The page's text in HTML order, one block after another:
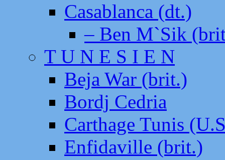
Casablanca (dt.)
– Ben M`Sik
T U N E S I E N
Beja War (brit.)
Bordj Cedria
Carthage Tunis
Enfidaville (brit.)